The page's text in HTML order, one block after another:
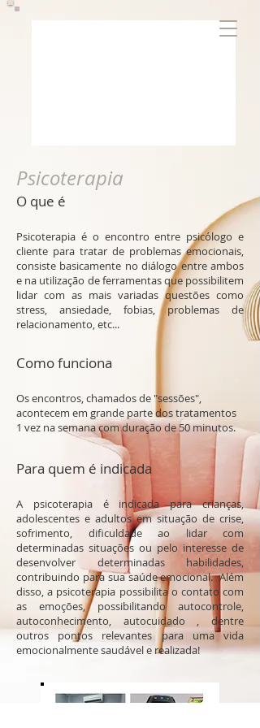
Psicoterapia
O que é
Psicoterapia é o encontro entre psicólogo e
cliente para tratar de problemas emocionais,
consiste basicamente no diálogo entre ambos
e na utilização de ferramentas que possibilitem
lidar com as mais variadas questões como
stress, ansiedade, fobias, problemas de
relacionamento, etc...
Como funciona
Os encontros, chamados de "sessões",
acontecem em grande parte dos tratamentos
1 vez na semana com duração de 50 minutos.
Para quem é indicada
A psicoterapia é indicada para crianças,
adolescentes e adultos em situação de crise,
sofrimento, dificuldade ao lidar com
determinadas situações ou pelo interesse de
desenvolver determinadas habilidades,
contribuindo para sua saúde emocional. Além
disso, a psicoterapia possibilita o contato com
as emoções, possibilitando autocontrole,
autoconhecimento, autocuidado , dentre
outros pontos relevantes para uma vida
emocionalmente saudável e realizada!